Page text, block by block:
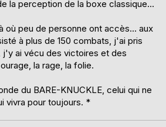
la perception de la boxe classique...
où peu de personne ont accès... aux
à plus de 150 combats, j'ai pris
ai vécu des victoires et des
la rage, la folie.
du BARE-KNUCKLE, celui qui ne
vivra pour toujours. *